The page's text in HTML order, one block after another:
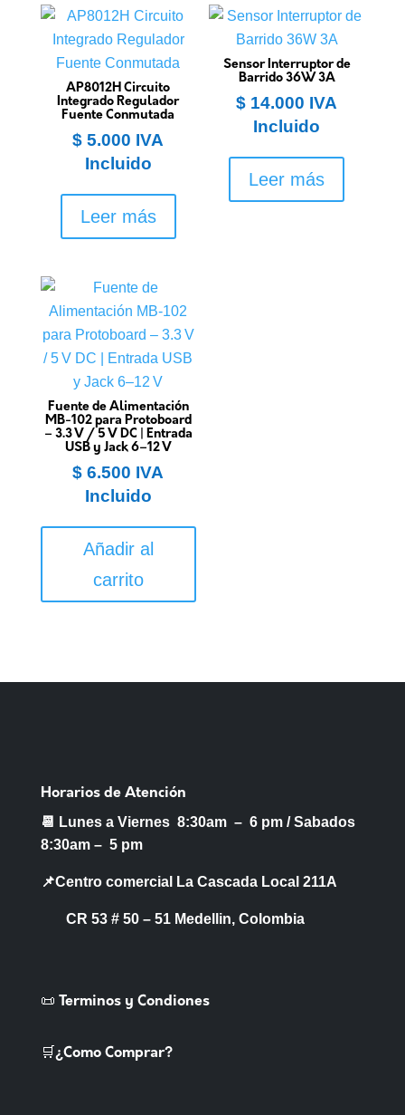
AP8012H Circuito
Integrado Regulador
Fuente Conmutada
$ 5.000 IVA
Incluido
Leer más
Sensor Interruptor de
Barrido 36W 3A
$ 14.000 IVA
Incluido
Leer más
Fuente de Alimentación
MB-102 para Protoboard
– 3.3 V / 5 V DC | Entrada
USB y Jack 6–12 V
$ 6.500 IVA
Incluido
Añadir al
carrito
Horarios de Atención
📆 Lunes a Viernes 8:30am – 6 pm /Sabados
8:30am – 5 pm
📌Centro comercial La Cascada Local 211A
CR 53 # 50 – 51 Medellin, Colombia
📜 Terminos y Condiones
🛒¿Como Comprar?